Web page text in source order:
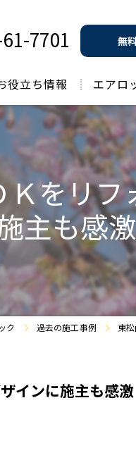
7701 無
役立ち情報
去のお役立ち情報
エアロ
をリフ
主も感激
ク 過去の施工事例 東
インに施主も感激